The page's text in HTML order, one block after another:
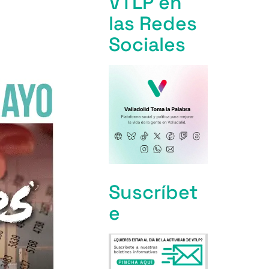
las Redes
Sociales
Suscríbet
e